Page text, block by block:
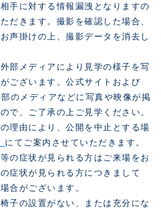
手に対する情報漏洩となりますの
だきます。撮影を確認した場合、
声掛けの上、撮影データを消去し
部メディアにより見学の様子を写
ございます。公式サイトおよび
のメディアなどに写真や映像が掲
で、ご了承の上ご見学ください。
理由により、公開を中止とする場
にてご案内させていただきます。
の症状が見られる方はご来場をお
症状が見られる方につきまして
合がございます。
子の設置がない、または充分にな